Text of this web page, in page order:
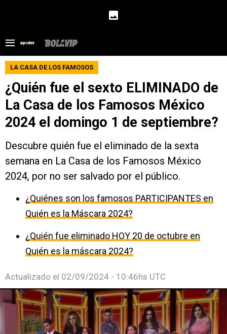
LA CASA DE LOS FAMOSOS
¿Quién fue el sexto ELIMINADO de
La Casa de los Famosos México
2024 el domingo 1 de septiembre?
Descubre quién fue el eliminado de la sexta
semana en La Casa de los Famosos México
2024, por no ser salvado por el público.
¿Quiénes son los famosos PARTICIPANTES en
Quién es la Máscara 2024?
¿Quién fue eliminado HOY 20 de octubre en
Quién es la máscara 2024?
Actualizado el 02/09/2024 - 10:46hs UTC